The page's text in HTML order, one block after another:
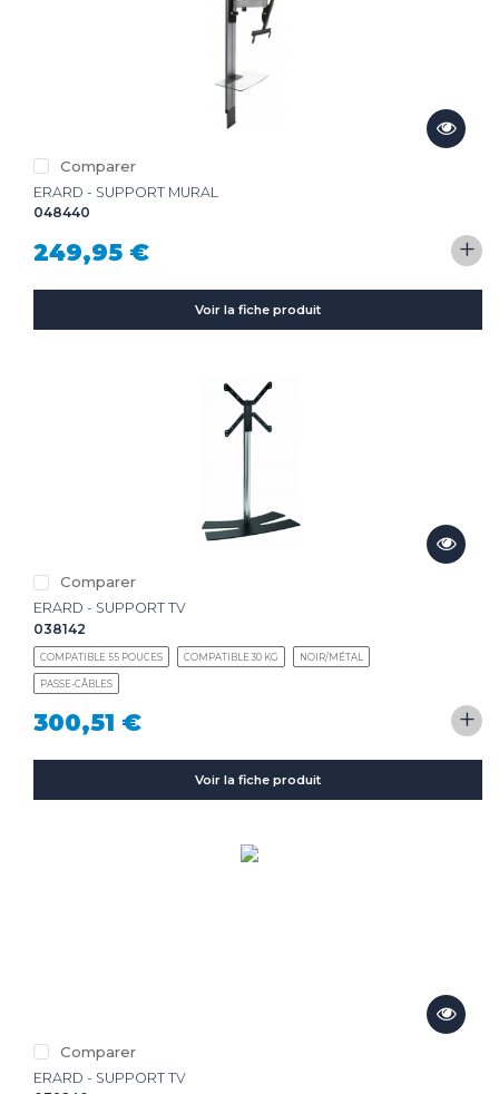
Comparer
ERARD - SUPPORT MURAL
048440
249,95 € +
Voir la fiche produit
Comparer
ERARD - SUPPORT TV
038142
COMPATIBLE 55 POUCES COMPATIBLE 30 KG NOIR/MÉTAL
PASSE-CÂBLES
300,51 € +
Voir la fiche produit
Comparer
ERARD - SUPPORT TV